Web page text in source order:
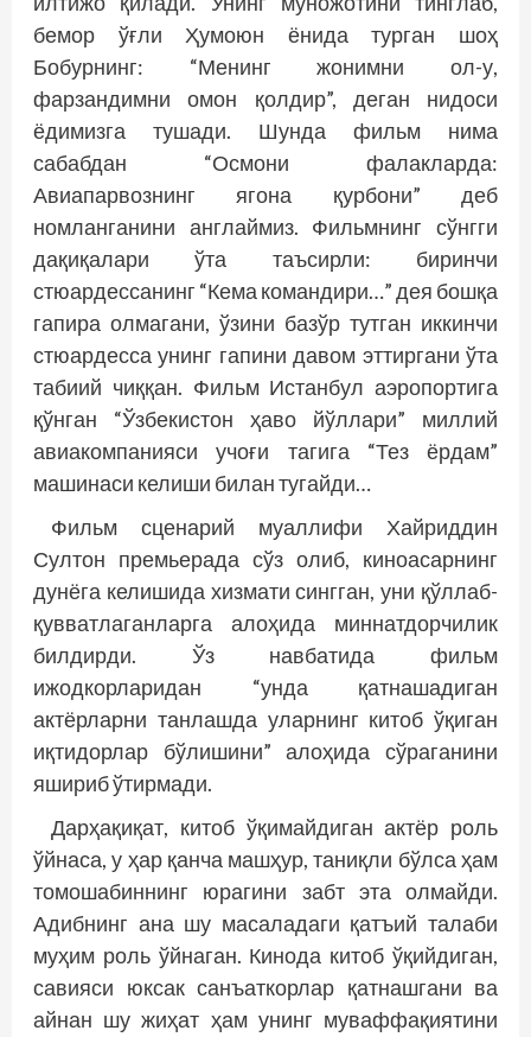
бемор ўғли Ҳумоюн ёнида турган шоҳ
Бобурнинг: “Менинг жонимни ол-у,
фарзандимни омон қолдир”, деган нидоси
ёдимизга тушади. Шунда фильм нима
сабабдан “Осмони фалакларда:
Авиапарвознинг ягона қурбони” деб
номланганини англаймиз. Фильмнинг сўнгги
дақиқалари ўта таъсирли: биринчи
стюардессанинг “Кема командири…” дея бошқа
гапира олмагани, ўзини базўр тутган иккинчи
стюардесса унинг гапини давом эттиргани ўта
табиий чиққан. Фильм Истанбул аэропортига
қўнган “Ўзбекистон ҳаво йўллари” миллий
авиакомпанияси учоғи тагига “Тез ёрдам”
машинаси келиши билан тугайди…
Фильм сценарий муаллифи Хайриддин
Султон премьерада сўз олиб, киноасарнинг
дунёга келишида хизмати сингган, уни қўллаб-
қувватлаганларга алоҳида миннатдорчилик
билдирди. Ўз навбатида фильм
ижодкорларидан “унда қатнашадиган
актёрларни танлашда уларнинг китоб ўқиган
иқтидорлар бўлишини” алоҳида сўраганини
яшириб ўтирмади.
Дарҳақиқат, китоб ўқимайдиган актёр роль
ўйнаса, у ҳар қанча машҳур, таниқли бўлса ҳам
томошабиннинг юрагини забт эта олмайди.
Адибнинг ана шу масаладаги қатъий талаби
муҳим роль ўйнаган. Кинода китоб ўқийдиган,
савияси юксак санъаткорлар қатнашгани ва
айнан шу жиҳат ҳам унинг муваффақиятини